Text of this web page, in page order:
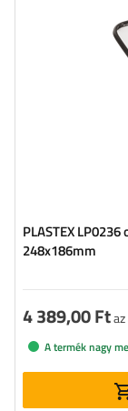
PLASTEX
248x186mm
4 389,00 Ft
A termék nagy